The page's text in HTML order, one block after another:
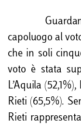
Guardando
capoluogo al
che in soli
voto è stata
L’Aquila
Rieti (65,5%).
Rieti